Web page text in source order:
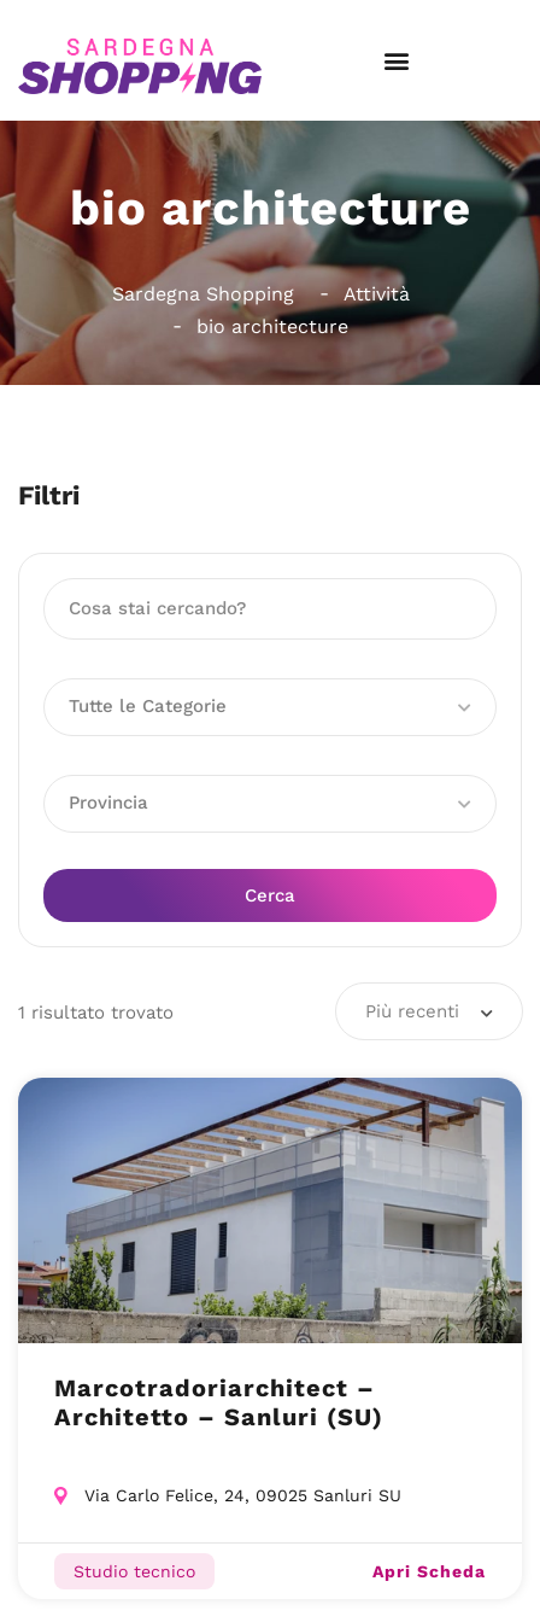
bio architecture
Sardegna Shopping
Attività
bio architecture
Filtri
Tutte le Categorie
Provincia
Cerca
1 risultato trovato Più recenti
Marcotradoriarchitect –
Architetto – Sanluri (SU)
Via Carlo Felice, 24, 09025 Sanluri SU
Studio tecnico Apri Scheda